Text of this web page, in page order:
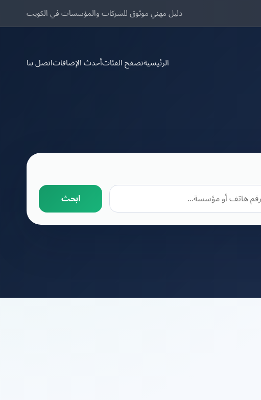
دليل مهني موثوق للشركات والمؤسسات في الكويت
الرئيسيةتصفح الفئاتأحدث الإضافاتاتصل بنا
ابحث